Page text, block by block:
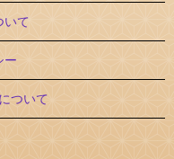
いて
ー
ついて